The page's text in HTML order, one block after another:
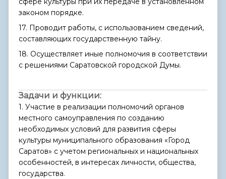
законом порядке.
17. Проводит работы, с использованием сведений,
составляющих государственную тайну.
18. Осуществляет иные полномочия в соответствии
с решениями Саратовской городской Думы.
Задачи и функции:
1. Участие в реализации полномочий органов
местного самоуправления по созданию
необходимых условий для развития сферы
культуры муниципального образования «Город
Саратов» с учетом региональных и национальных
особенностей, в интересах личности, общества,
государства.